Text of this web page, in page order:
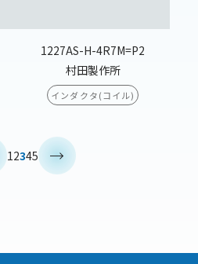
1227AS-H-4R7M=P2
村田製作所
インダクタ(コイル)
12345